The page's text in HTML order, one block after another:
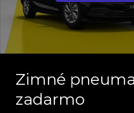
Zimné
zadarmo